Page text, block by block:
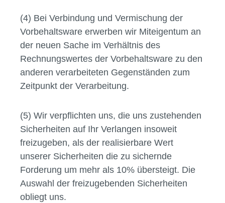
(4) Bei Verbindung und Vermischung der
Vorbehaltsware erwerben wir Miteigentum an
der neuen Sache im Verhältnis des
Rechnungswertes der Vorbehaltsware zu den
anderen verarbeiteten Gegenständen zum
Zeitpunkt der Verarbeitung.
(5) Wir verpflichten uns, die uns zustehenden
Sicherheiten auf Ihr Verlangen insoweit
freizugeben, als der realisierbare Wert
unserer Sicherheiten die zu sichernde
Forderung um mehr als 10% übersteigt. Die
Auswahl der freizugebenden Sicherheiten
obliegt uns.